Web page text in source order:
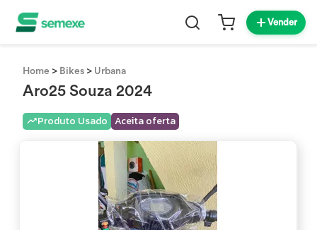
Vender
Home > Bikes > Urbana
Aro25 Souza 2024
Produto Usado Aceita oferta